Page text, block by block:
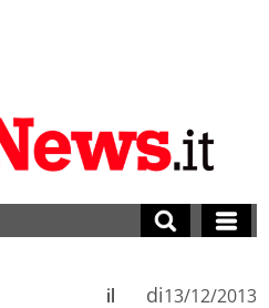
di
il 13/12/2013